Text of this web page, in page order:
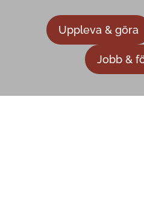
Uppleva & göra
Jobb &